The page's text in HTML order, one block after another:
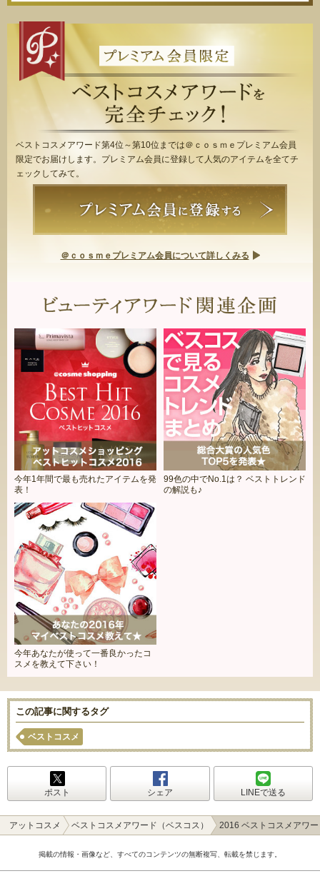
ベストコスメアワード第4位～第10位までは＠ｃｏｓｍｅプレミアム会員
限定でお届けします。プレミアム会員に登録して人気のアイテムを全てチ
ェックしてみて。
＠ｃｏｓｍｅプレミアム会員について詳しくみる
今年1年間で最も売れたアイテムを発
表！
99色の中でNo.1は？ ベストトレンド
の解説も♪
今年あなたが使って一番良かったコ
スメを教えて下さい！
この記事に関するタグ
ベストコスメ
ポスト シェア LINEで送る
アットコスメ ベストコスメアワード（ベスコス） 2016 ベストコスメアワ
掲載の情報・画像など、すべてのコンテンツの無断複写、転載を禁じます。